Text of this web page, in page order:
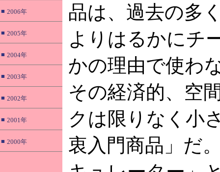
■ 2006年
■ 2005年
■ 2004年
■ 2003年
■ 2002年
■ 2001年
■ 2000年
品は、過去の多
よりはるかにチ
かの理由で使わ
その経済的、空
クは限りなく小
衷入門商品」だ